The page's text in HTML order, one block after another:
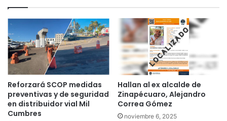
Reforzará SCOP medidas
preventivas y de seguridad
en distribuidor vial Mil
Cumbres
Hallan al ex alcalde de
Zinapécuaro, Alejandro
Correa Gómez
noviembre 6, 2025